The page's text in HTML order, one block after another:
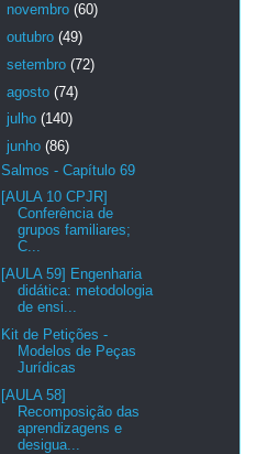
novembro (60)
outubro (49)
setembro (72)
agosto (74)
julho (140)
junho (86)
Salmos - Capítulo 69
[AULA 10 CPJR]
Conferência de
grupos familiares;
C...
[AULA 59] Engenharia
didática: metodologia
de ensi...
Kit de Petições -
Modelos de Peças
Jurídicas
[AULA 58]
Recomposição das
aprendizagens e
desigua...